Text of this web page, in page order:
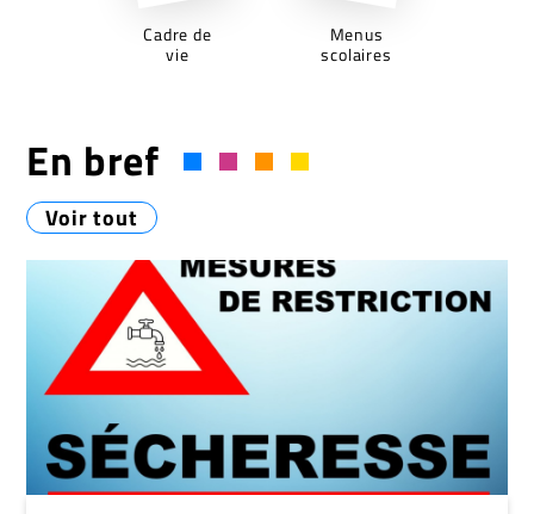
Cadre de
vie
Menus
scolaires
En bref
Voir tout